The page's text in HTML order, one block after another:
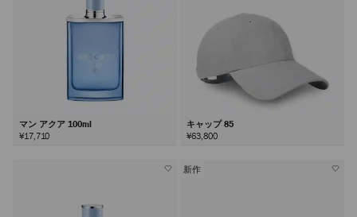
マン アクア 100ml
¥17,710
キャップ 85
¥63,800
新作